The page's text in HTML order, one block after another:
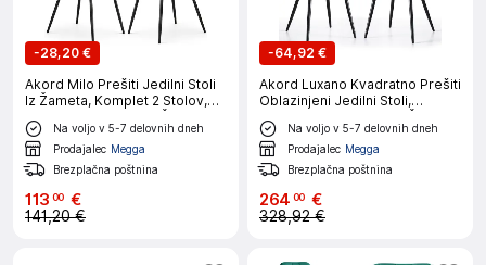
-28,20 €
Akord Milo Prešiti Jedilni Stoli
Iz Žameta, Komplet 2 Stolov,
Temno Grafitno Siva, Črne
NogeNa voljo v 5-7 delovnih dneh
Prodajalec Megga
Brezplačna poštnina
113 00 €
141,20 €
-64,92 €
Akord Luxano Kvadratno Prešiti
Oblazinjeni Jedilni Stoli,
Komplet 2 Stolov, Bež, Črne
NogeNa voljo v 5-7 delovnih dneh
Prodajalec Megga
Brezplačna poštnina
264 00 €
328,92 €